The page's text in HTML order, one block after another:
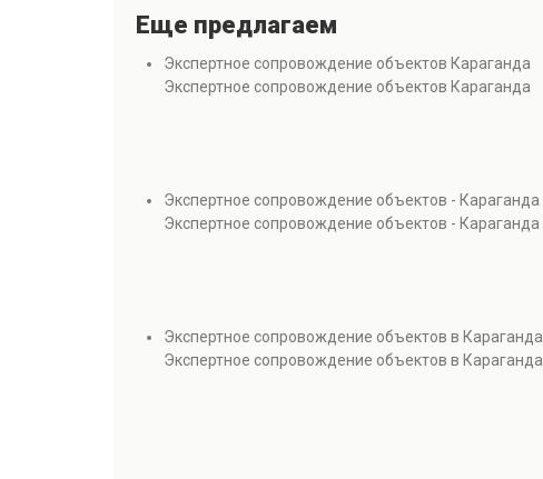
Еще предлагаем
Экспертное сопровождение объектов Караганда
Экспертное сопровождение объектов Караганда
Экспертное сопровождение объектов - Караганда
Экспертное сопровождение объектов - Караганда
Экспертное сопровождение объектов в Караганда
Экспертное сопровождение объектов в Караганда